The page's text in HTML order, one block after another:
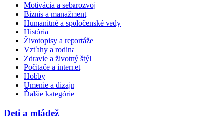
Motivácia a sebarozvoj
Biznis a manažment
Humanitné a spoločenské vedy
História
Životopisy a reportáže
Vzťahy a rodina
Zdravie a životný štýl
Počítače a internet
Hobby
Umenie a dizajn
Ďalšie kategórie
Deti a mládež